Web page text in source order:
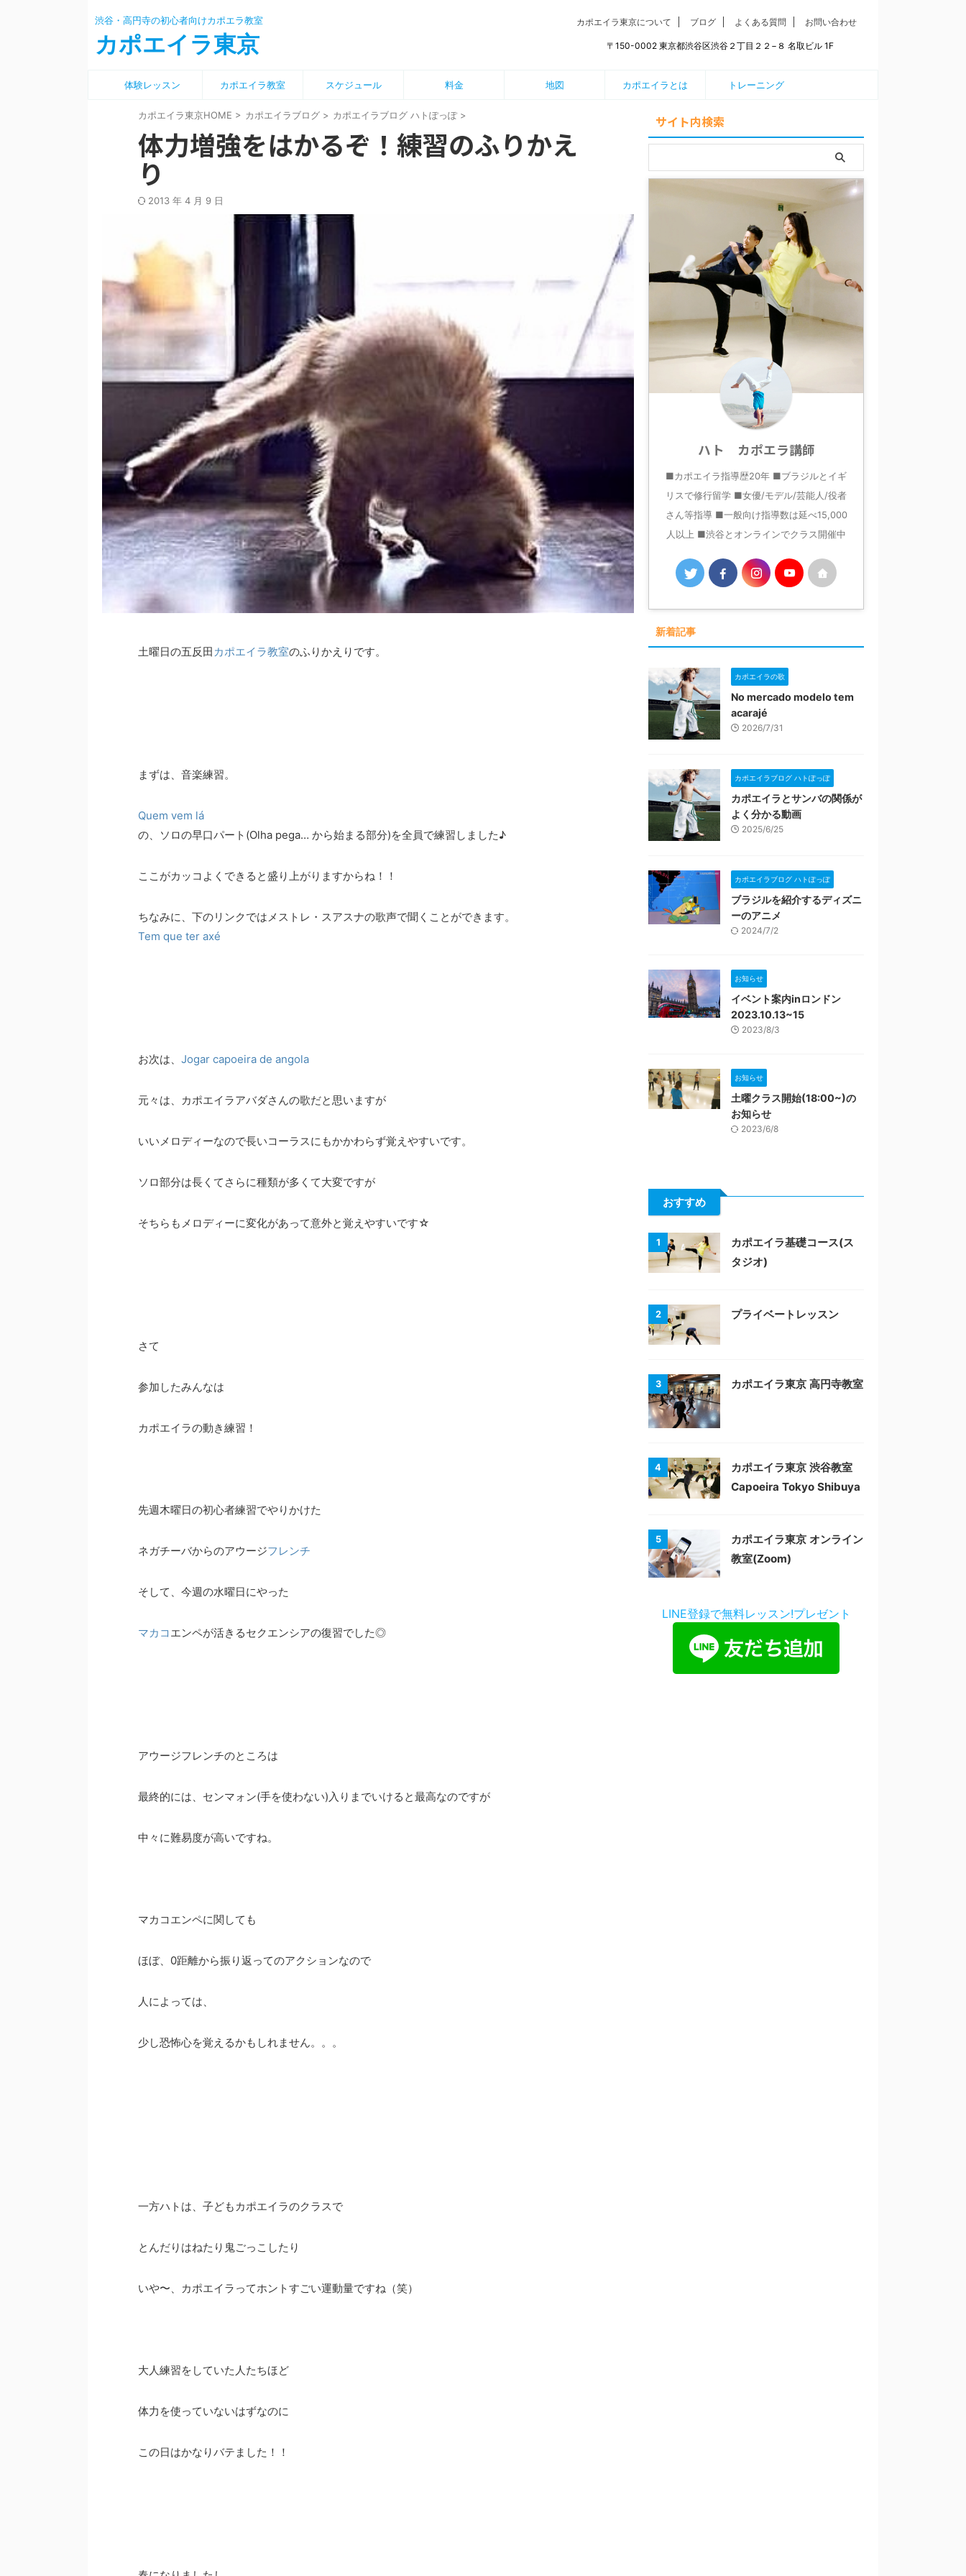
渋谷・高円寺の初心者向けカポエラ教室
カポエイラ東京
カポエイラ東京について ブログ よくある質問 お問い合わせ
〒150-0002 東京都渋谷区渋谷２丁目２２−８ 名取ビル 1F
体験レッスン カポエイラ教室 スケジュール 料金 地図 カポエイラとは トレーニング
カポエイラ東京HOME > カポエイラブログ > カポエイラブログ ハトぽっぽ >
体力増強をはかるぞ！練習のふりかえ
り
2013 年 4 月 9 日
土曜日の五反田 カポエイラ教室のふりかえりです。
まずは、音楽練習。
Quem vem lá
の、ソロの早口パート(Olha pega… から始まる部分)を全員で練習しました♪
ここがカッコよくできると盛り上がりますからね！！
ちなみに、下のリンクではメストレ・スアスナの歌声で聞くことができます。
Tem que ter axé
お次は、 Jogar capoeira de angola
元々は、カポエイラアバダさんの歌だと思いますが
いいメロディーなので長いコーラスにもかかわらず覚えやすいです。
ソロ部分は長くてさらに種類が多くて大変ですが
そちらもメロディーに変化があって意外と覚えやすいです☆
さて
参加したみんなは
カポエイラの動き練習！
先週木曜日の初心者練習でやりかけた
ネガチーバからのアウージフレンチ
そして、今週の水曜日にやった
マカコ エンペが活きるセクエンシアの復習でした◎
アウージフレンチのところは
最終的には、センマォン(手を使わない)入りまでいけると最高なのですが
中々に難易度が高いですね。
マカコエンペに関しても
ほぼ、0距離から振り返ってのアクションなので
人によっては、
少し恐怖心を覚えるかもしれません。。。
一方ハトは、子どもカポエイラのクラスで
とんだりはねたり鬼ごっこしたり
いや〜、カポエイラってホントすごい運動量ですね（笑）
大人練習をしていた人たちほど
体力を使っていないはずなのに
この日はかなりバテました！！
サイト内検索
ハト カポエラ講師
■カポエイラ指導歴20年 ■ブラジルとイギ
リスで修行留学 ■女優/モデル/芸能人/役者
さん等指導 ■一般向け指導数は延べ15,000
人以上 ■渋谷とオンラインでクラス開催中
新着記事
カポエイラの歌
No mercado modelo tem
acarajé
2026/7/31
カポエイラブログ ハトぽっぽ
カポエイラとサンバの関係が
よく分かる動画
2025/6/25
カポエイラブログ ハトぽっぽ
ブラジルを紹介するディズニ
ーのアニメ
2024/7/2
お知らせ
イベント案内inロンドン
2023.10.13~15
2023/8/3
お知らせ
土曜クラス開始(18:00~)の
お知らせ
2023/6/8
おすすめ
1
カポエイラ基礎コース(ス
タジオ)
2 プライベートレッスン
3 カポエイラ東京 高円寺教室
4
カポエイラ東京 渋谷教室
Capoeira Tokyo Shibuya
5
カポエイラ東京 オンライン
教室(Zoom)
LINE登録で無料レッスン!プレゼント